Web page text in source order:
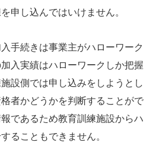
申し込んではいけません。
手続きは事業主がハローワーク
入実績はハローワークしか把握
設側では申し込みをしようとし
者かどうかを判断することがで
であるため教育訓練施設からハ
ることもできません。